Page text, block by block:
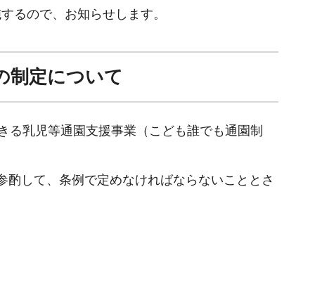
るので、お知らせします。
制定について
乳児等通園支援事業（こども誰でも通園制
して、条例で定めなければならないこととさ